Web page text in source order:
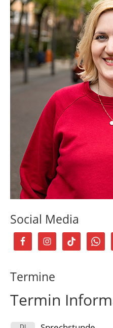
Social Media
Termine
Termin